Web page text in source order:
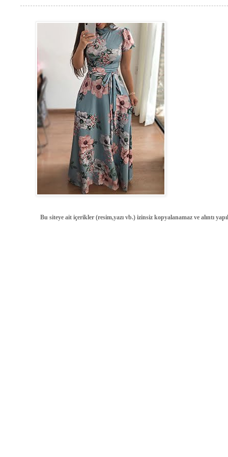
Bu siteye ait içerikler (resim,yazı vb.) izinsiz kopyalanamaz ve alıntı